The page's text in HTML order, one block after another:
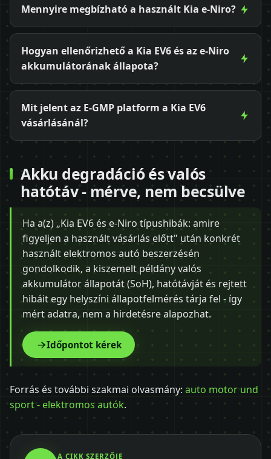
Mennyire megbízható a használt Kia e-Niro?
Hogyan ellenőrizhető a Kia EV6 és az e-Niro
akkumulátorának állapota?
Mit jelent az E-GMP platform a Kia EV6
vásárlásánál?
Akku degradáció és valós
hatótáv - mérve, nem becsülve
Ha a(z) „Kia EV6 és e-Niro típushibák: amire
figyeljen a használt vásárlás előtt" után konkrét
használt elektromos autó beszerzésén
gondolkodik, a kiszemelt példány valós
akkumulátor állapotát (SoH), hatótávját és rejtett
hibáit egy helyszíni állapotfelmérés tárja fel - így
mért adatra, nem a hirdetésre alapozhat.
Időpontot kérek
Forrás és további szakmai olvasmány:auto motor und
sport - elektromos autók.
A CIKK SZERZŐJE